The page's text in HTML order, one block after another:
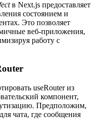
в Next.js предоставляет
состоянием и
Это позволяет
веб-приложения,
работу с
useRouter из
компонент,
Предположим,
чата, где сообщения